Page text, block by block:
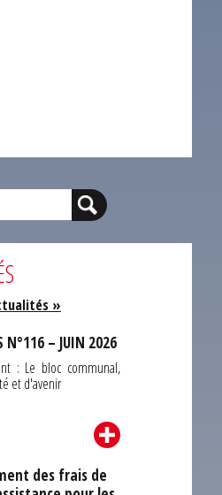
»
N°116 – JUIN 2026
: Le bloc communal,
et d'avenir
des frais de